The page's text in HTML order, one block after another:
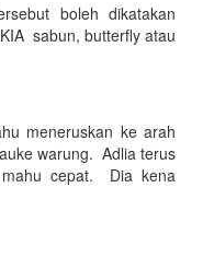
boleh dikatakan
sabun, butterfly atau
meneruskan ke arah
warung. Adlia terus
cepat. Dia kena